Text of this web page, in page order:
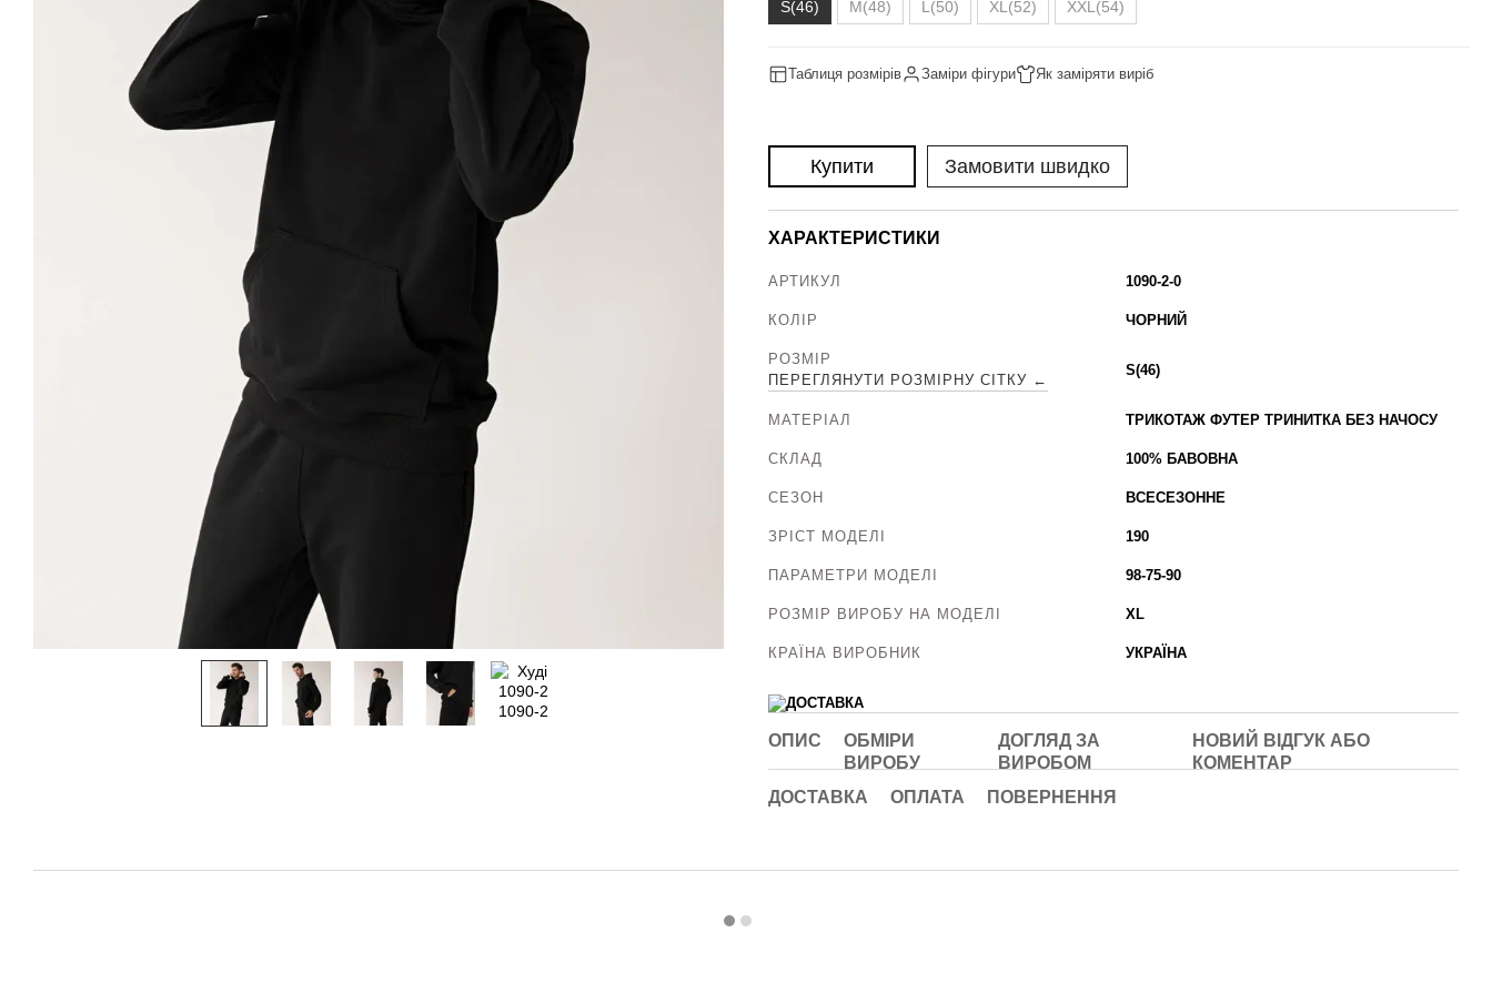
S(46) M(48) L(50) XL(52) XXL(54)
Таблиця розмірів Заміри фігури Як заміряти виріб
Купити Замовити швидко
ХАРАКТЕРИСТИКИ
АРТИКУЛ 1090-2-0
КОЛІР ЧОРНИЙ
РОЗМІР
ПЕРЕГЛЯНУТИ РОЗМІРНУ СІТКУ ←
S(46)
МАТЕРІАЛ ТРИКОТАЖ ФУТЕР ТРИНИТКА БЕЗ НАЧОСУ
СКЛАД 100% БАВОВНА
СЕЗОН ВСЕСЕЗОННЕ
ЗРІСТ МОДЕЛІ 190
ПАРАМЕТРИ МОДЕЛІ 98-75-90
РОЗМІР ВИРОБУ НА МОДЕЛІ XL
КРАЇНА ВИРОБНИК УКРАЇНА
ОПИС
ОБМІРИ
ВИРОБУ
ДОГЛЯД ЗА
ВИРОБОМ
НОВИЙ ВІДГУК АБО
КОМЕНТАР
ДОСТАВКА
ОПЛАТА ПОВЕРНЕННЯ